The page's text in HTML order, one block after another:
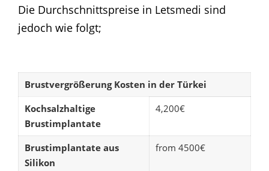
Die Durchschnittspreise in Letsmedi sind
jedoch wie folgt;
Brustvergrößerung Kosten in der Türkei
Kochsalzhaltige
Brustimplantate
4,200€
Brustimplantate aus
Silikon
from 4500€